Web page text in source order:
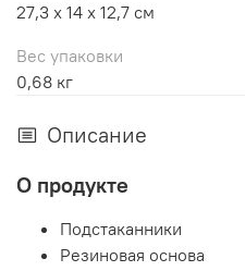
27,3 x 14 x 12,7 см
Вес упаковки
0,68 кг
Описание
О продукте
Подстаканники
Резиновая основа